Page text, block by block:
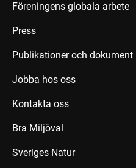
Föreningens globala arbete
Press
Publikationer och dokument
Jobba hos oss
Kontakta oss
Bra Miljöval
Sveriges Natur